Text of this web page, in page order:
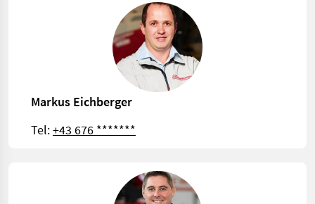
Markus Eichberger
Tel:+43 676 *******